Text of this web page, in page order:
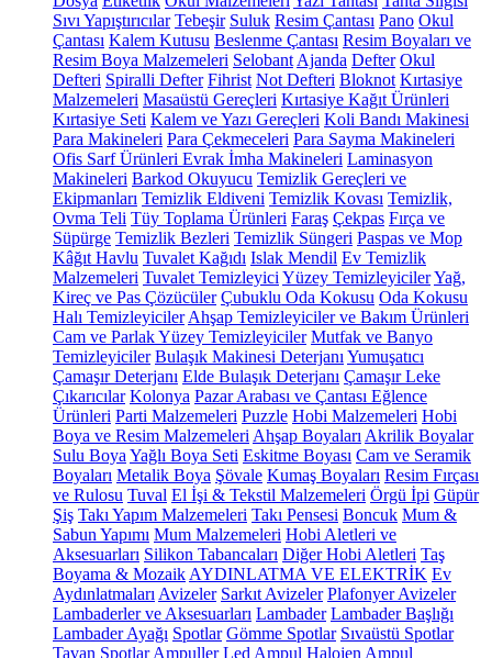
Sıvı Yapıştırıcılar Tebeşir Suluk Resim Çantası Pano Okul
Çantası Kalem Kutusu Beslenme Çantası Resim Boyaları ve
Resim Boya Malzemeleri Selobant Ajanda Defter Okul
Defteri Spiralli Defter Fihrist Not Defteri Bloknot Kırtasiye
Malzemeleri Masaüstü Gereçleri Kırtasiye Kağıt Ürünleri
Kırtasiye Seti Kalem ve Yazı Gereçleri Koli Bandı Makinesi
Para Makineleri Para Çekmeceleri Para Sayma Makineleri
Ofis Sarf Ürünleri Evrak İmha Makineleri Laminasyon
Makineleri Barkod Okuyucu Temizlik Gereçleri ve
Ekipmanları Temizlik Eldiveni Temizlik Kovası Temizlik,
Ovma Teli Tüy Toplama Ürünleri Faraş Çekpas Fırça ve
Süpürge Temizlik Bezleri Temizlik Süngeri Paspas ve Mop
Kâğıt Havlu Tuvalet Kağıdı Islak Mendil Ev Temizlik
Malzemeleri Tuvalet Temizleyici Yüzey TemizleyicilerYağ,
Kireç ve Pas Çözücüler Çubuklu Oda Kokusu Oda Kokusu
Halı Temizleyiciler Ahşap Temizleyiciler ve Bakım Ürünleri
Cam ve Parlak Yüzey Temizleyiciler Mutfak ve Banyo
Temizleyiciler Bulaşık Makinesi Deterjanı Yumuşatıcı
Çamaşır Deterjanı Elde Bulaşık Deterjanı Çamaşır Leke
Çıkarıcılar Kolonya Pazar Arabası ve Çantası Eğlence
Ürünleri Parti Malzemeleri Puzzle Hobi Malzemeleri Hobi
Boya ve Resim Malzemeleri Ahşap Boyaları Akrilik Boyalar
Sulu Boya Yağlı Boya Seti Eskitme Boyası Cam ve Seramik
Boyaları Metalik Boya Şövale Kumaş Boyaları Resim Fırçası
ve Rulosu Tuval El İşi & Tekstil Malzemeleri Örgü İpi Güpür
Şiş Takı Yapım Malzemeleri Takı Pensesi Boncuk Mum &
Sabun Yapımı Mum Malzemeleri Hobi Aletleri ve
Aksesuarları Silikon Tabancaları Diğer Hobi Aletleri Taş
Boyama & Mozaik AYDINLATMA VE ELEKTRİK Ev
Aydınlatmaları Avizeler Sarkıt Avizeler Plafonyer Avizeler
Lambaderler ve Aksesuarları Lambader Lambader Başlığı
Lambader Ayağı Spotlar Gömme Spotlar Sıvaüstü Spotlar
Tavan Spotlar Ampuller Led Ampul Halojen Ampul